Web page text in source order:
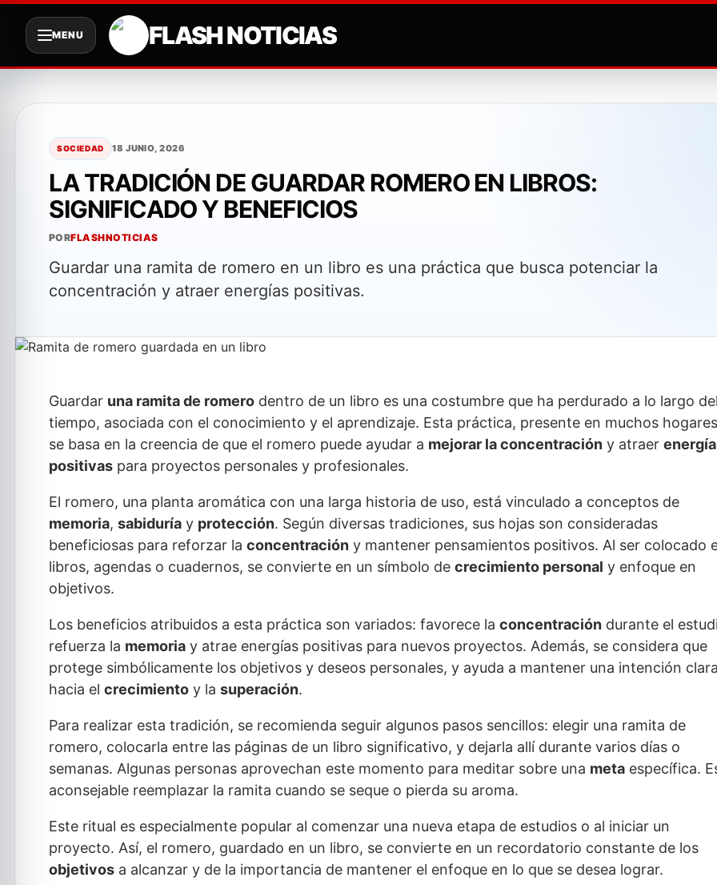
contenido
MENU FLASH NOTICIAS
SOCIEDAD 18 JUNIO, 2026
LA TRADICIÓN DE GUARDAR ROMERO EN LIBROS:
SIGNIFICADO Y BENEFICIOS
PORFLASHNOTICIAS
Guardar una ramita de romero en un libro es una práctica que busca potenciar la
concentración y atraer energías positivas.
Guardar una ramita de romero dentro de un libro es una costumbre que ha perdurado a lo largo
tiempo, asociada con el conocimiento y el aprendizaje. Esta práctica, presente en muchos
se basa en la creencia de que el romero puede ayudar a mejorar la concentración y atraer
positivas para proyectos personales y profesionales.
El romero, una planta aromática con una larga historia de uso, está vinculado a conceptos de
memoria, sabiduría y protección. Según diversas tradiciones, sus hojas son consideradas
beneficiosas para reforzar la concentración y mantener pensamientos positivos. Al ser colocado
libros, agendas o cuadernos, se convierte en un símbolo de crecimiento personal y enfoque en
objetivos.
Los beneficios atribuidos a esta práctica son variados: favorece la concentración durante el
refuerza la memoria y atrae energías positivas para nuevos proyectos. Además, se considera que
protege simbólicamente los objetivos y deseos personales, y ayuda a mantener una intención
hacia el crecimiento y la superación.
Para realizar esta tradición, se recomienda seguir algunos pasos sencillos: elegir una ramita de
romero, colocarla entre las páginas de un libro significativo, y dejarla allí durante varios días o
semanas. Algunas personas aprovechan este momento para meditar sobre una meta específica.
aconsejable reemplazar la ramita cuando se seque o pierda su aroma.
Este ritual es especialmente popular al comenzar una nueva etapa de estudios o al iniciar un
proyecto. Así, el romero, guardado en un libro, se convierte en un recordatorio constante de los
objetivos a alcanzar y de la importancia de mantener el enfoque en lo que se desea lograr.